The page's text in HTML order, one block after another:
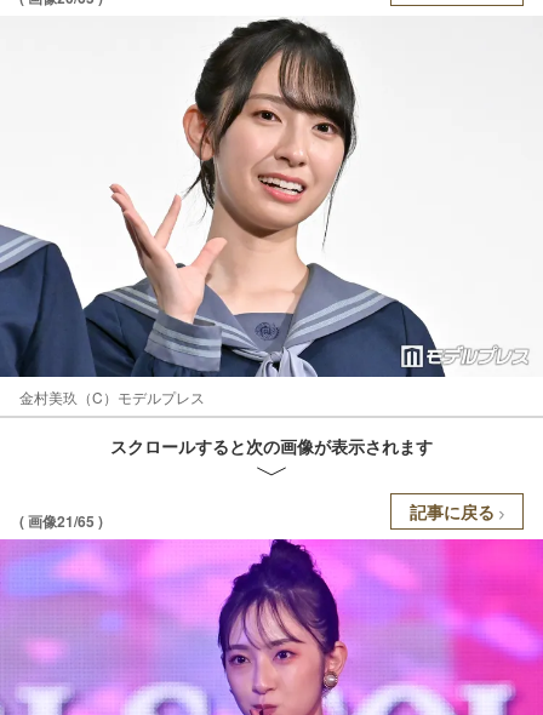
金村美玖（C）モデルプレス
スクロールすると次の画像が表示されます
( 画像21/65 ) 記事に戻る